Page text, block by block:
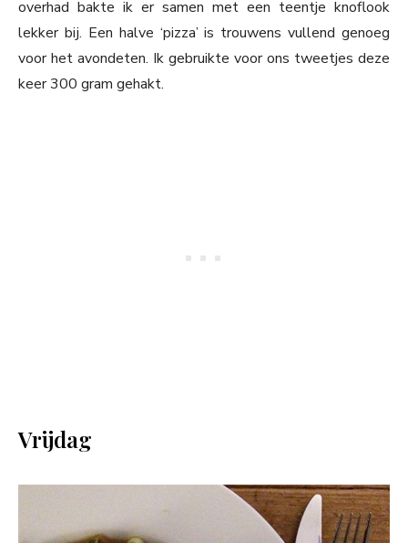
overhad bakte ik er samen met een teentje knoflook
lekker bij. Een halve ‘pizza’ is trouwens vullend genoeg
voor het avondeten. Ik gebruikte voor ons tweetjes deze
keer 300 gram gehakt.
Vrijdag